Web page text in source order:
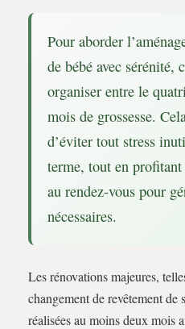
Pour aborder
de bébé avec sérénité,
organiser entre le
mois de grossesse.
d’éviter tout stress
terme, tout en profitant
au rendez-vous pour
nécessaires.
Les rénovations majeures,
changement de revêtement
réalisées au moins deux mois